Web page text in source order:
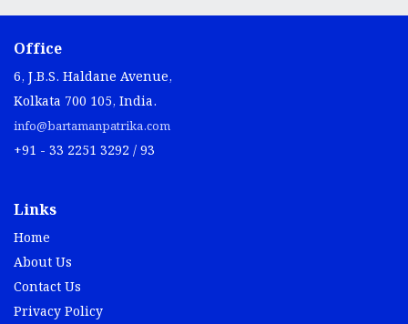
Office
6, J.B.S. Haldane Avenue,
Kolkata 700 105, India.
info@bartamanpatrika.com
+91 - 33 2251 3292 / 93
Links
Home
About Us
Contact Us
Privacy Policy